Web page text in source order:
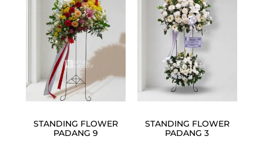
STANDING FLOWER
PADANG 9
STANDING FLOWER
PADANG 3